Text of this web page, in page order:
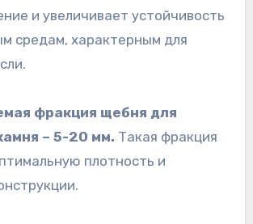
и увеличивает устойчивость
средам, характерным для
фракция щебня для
– 5-20 мм. Такая фракция
плотность и